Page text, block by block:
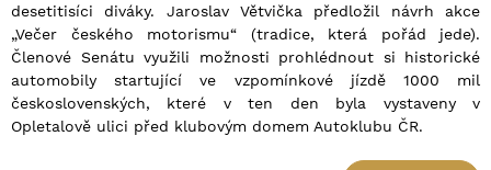
desetitisíci diváky. Jaroslav Větvička předložil návrh akce
„Večer českého motorismu“ (tradice, která pořád jede).
Členové Senátu využili možnosti prohlédnout si historické
automobily startující ve vzpomínkové jízdě 1000 mil
československých, které v ten den byla vystaveny v
Opletalově ulici před klubovým domem Autoklubu ČR.